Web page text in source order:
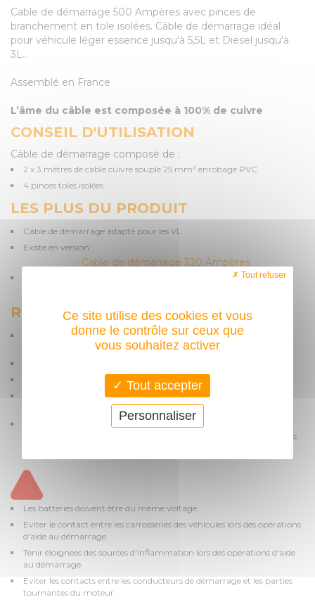
Cable de démarrage 500 Ampères avec pinces de
branchement en tole isolées. Câble de démarrage idéal
pour véhicule léger essence jusqu'à 5,5L et Diesel jusqu'à
3L..
Assemblé en France
L’âme du câble est composée à 100% de cuivre
CONSEIL D'UTILISATION
Câble de démarrage composé de :
2 x 3 mètres de cable cuivre souple 25 mm² enrobage PVC
4 pinces toles isolées
LES PLUS DU PRODUIT
Câble de démarrage adapté pour les VL
Existe en version :
- Cable de démarrage 320 Ampères
Nous pouvons également réaliser votre câble de démarrage sur
RESTRICTION D'USAGE
Couper le contact du véhicule de dépannage avant de brancher les
câbles de démarrage.
Relier les pinces noires avec les bornes -
Chaque tentatives de démarrage ne doit pas dépasser 15 secondes
(attendre 1 minute avant une nouvelle tentative)
Après démarrage procéder comme suit : enlever la pince noire du
véhicule en panne, puis la seconde pince noire, puis les pinces rouges
Les batteries doivent être du même voltage.
Eviter le contact entre les carrosseries des véhicules lors des opérations
d'aide au démarrage.
Tenir éloignées des sources d'inflammation lors des opérations d'aide
au démarrage.
Eviter les contacts entre les conducteurs de démarrage et les parties
tournantes du moteur.
Ce site utilise des cookies et vous
donne le contrôle sur ceux que
vous souhaitez activer
Tout accepter
Tout refuser
Personnaliser